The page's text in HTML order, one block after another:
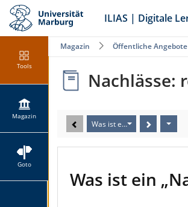
ILIAS | Digitale
Tools
Magazin
Goto
Magazin Öffentliche
Nachlässe:
Was ist ein „Nachlass“ in der
Was ist ein